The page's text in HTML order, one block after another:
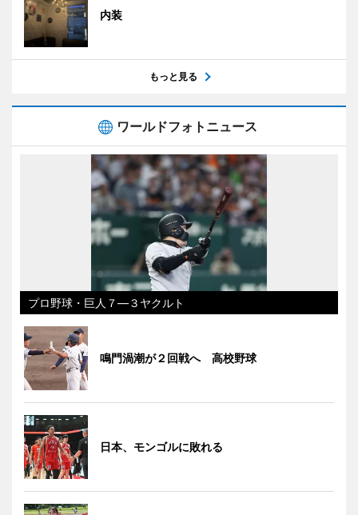
内装
もっと見る
ワールドフォトニュース
プロ野球・巨人７―３ヤクルト
鳴門渦潮が２回戦へ 高校野球
日本、モンゴルに敗れる